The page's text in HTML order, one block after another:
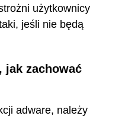
użytkownicy
jeśli nie będą
jak zachować
adware, należy